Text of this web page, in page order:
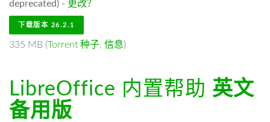
deprecated) - 更改？
下载版本 26.2.1
335 MB (Torrent 种子, 信息)
LibreOffice 内置帮助 英文
备用版